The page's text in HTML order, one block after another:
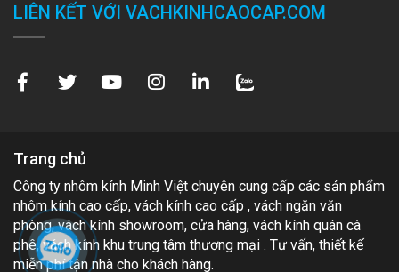
Trang chủ
Công ty nhôm kính Minh Việt chuyên cung cấp các sản phẩm
nhôm kính cao cấp, vách kính cao cấp , vách ngăn văn
phòng, vách kính showroom, cửa hàng, vách kính quán cà
phê, vách kính khu trung tâm thương mại . Tư vấn, thiết kế
miễn phí tận nhà cho khách hàng.
LIÊN KẾT VỚI VACHKINHCAOCAP.COM